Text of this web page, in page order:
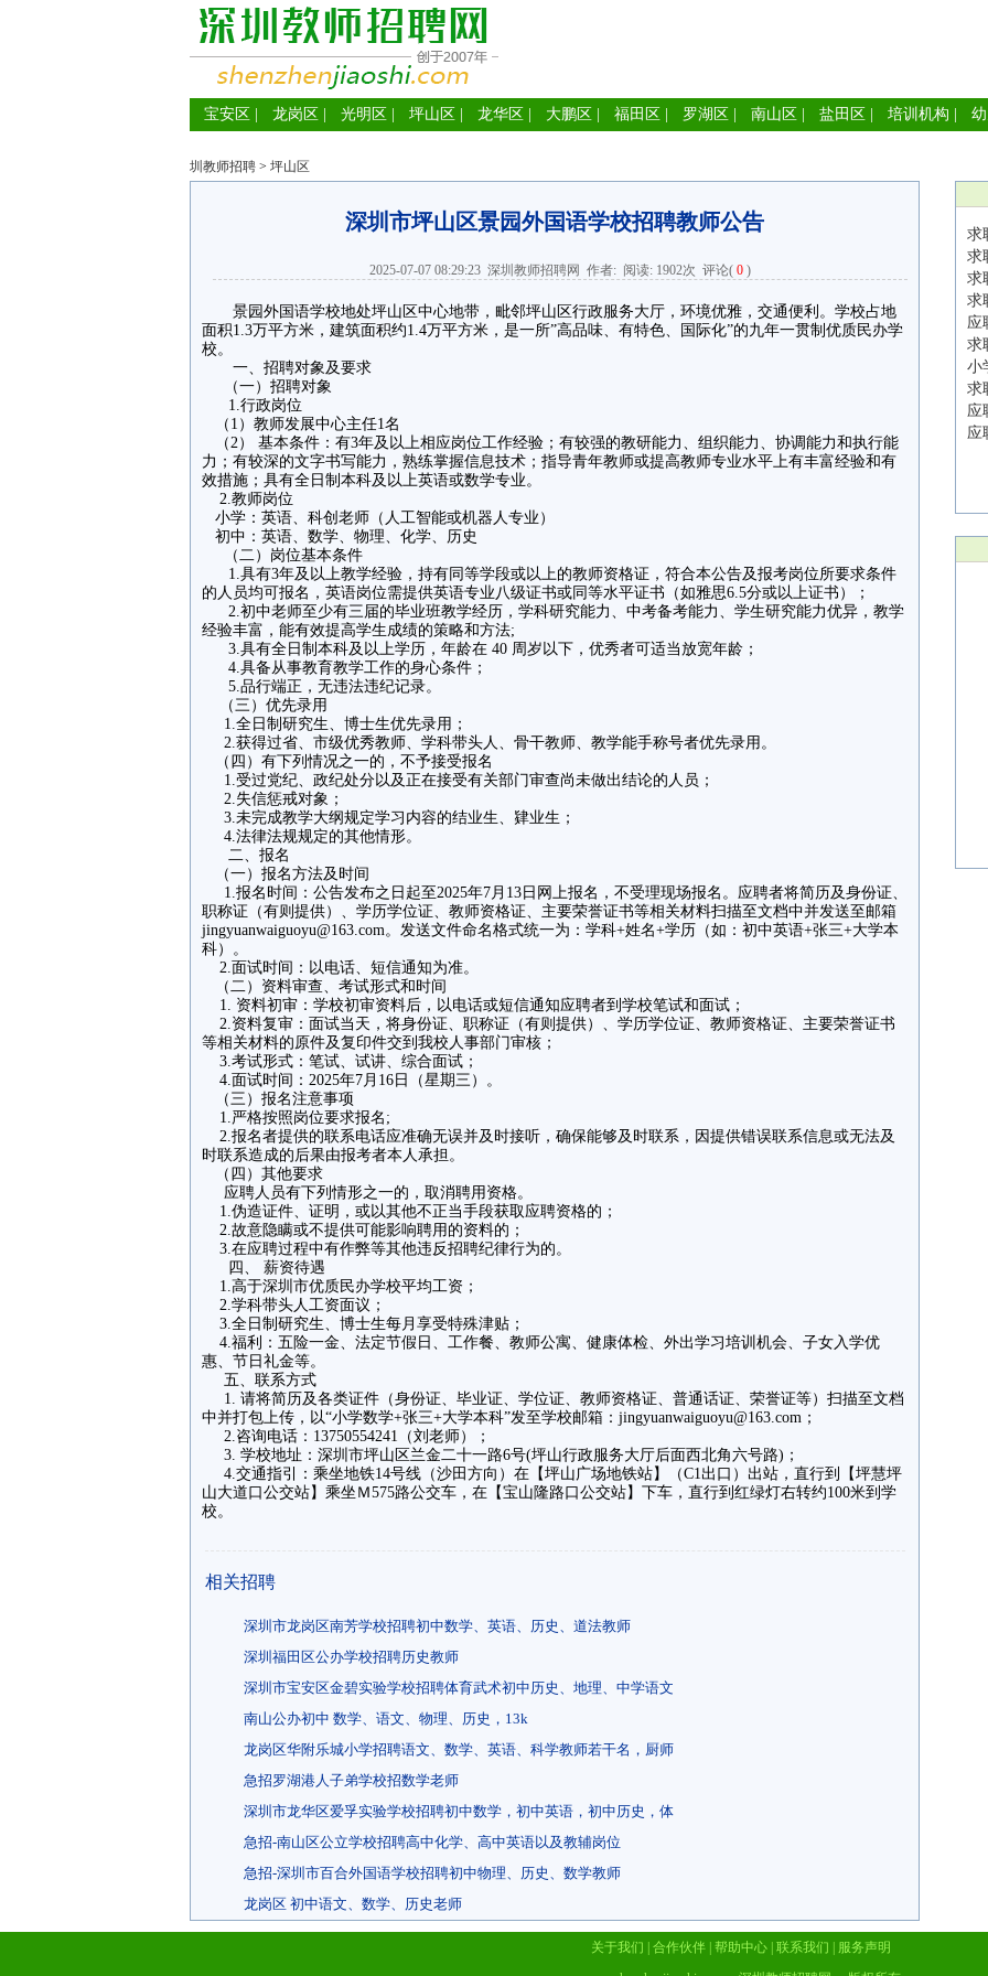
宝安区 龙岗区 光明区 坪山区 龙华区 大鹏区 福田区 罗湖区 南山区 盐田区 培训机构
圳教师招聘 > 坪山区
深圳市坪山区景园外国语学校招聘教师公告
2025-07-07 08:29:23 深圳教师招聘网 作者: 阅读: 1902次 评论( 0 )
景园外国语学校地处坪山区中心地带，毗邻坪山区行政服务大厅，环境优雅，交通便利。学校占地
面积1.3万平方米，建筑面积约1.4万平方米，是一所”高品味、有特色、国际化”的九年一贯制优质民办学
校。
一、招聘对象及要求
（一）招聘对象
1.行政岗位
（1）教师发展中心主任1名
（2） 基本条件：有3年及以上相应岗位工作经验；有较强的教研能力、组织能力、协调能力和执行能
力；有较深的文字书写能力，熟练掌握信息技术；指导青年教师或提高教师专业水平上有丰富经验和有
效措施；具有全日制本科及以上英语或数学专业。
2.教师岗位
小学：英语、科创老师（人工智能或机器人专业）
初中：英语、数学、物理、化学、历史
（二）岗位基本条件
1.具有3年及以上教学经验，持有同等学段或以上的教师资格证，符合本公告及报考岗位所要求条件
的人员均可报名，英语岗位需提供英语专业八级证书或同等水平证书（如雅思6.5分或以上证书）；
2.初中老师至少有三届的毕业班教学经历，学科研究能力、中考备考能力、学生研究能力优异，教学
经验丰富，能有效提高学生成绩的策略和方法;
3.具有全日制本科及以上学历，年龄在 40 周岁以下，优秀者可适当放宽年龄；
4.具备从事教育教学工作的身心条件；
5.品行端正，无违法违纪记录。
（三）优先录用
1.全日制研究生、博士生优先录用；
2.获得过省、市级优秀教师、学科带头人、骨干教师、教学能手称号者优先录用。
（四）有下列情况之一的，不予接受报名
1.受过党纪、政纪处分以及正在接受有关部门审查尚未做出结论的人员；
2.失信惩戒对象；
3.未完成教学大纲规定学习内容的结业生、肄业生；
4.法律法规规定的其他情形。
二、报名
（一）报名方法及时间
1.报名时间：公告发布之日起至2025年7月13日网上报名，不受理现场报名。应聘者将简历及身份证、
职称证（有则提供）、学历学位证、教师资格证、主要荣誉证书等相关材料扫描至文档中并发送至邮箱
jingyuanwaiguoyu@163.com。发送文件命名格式统一为：学科+姓名+学历（如：初中英语+张三+大学本
科）。
2.面试时间：以电话、短信通知为准。
（二）资料审查、考试形式和时间
1. 资料初审：学校初审资料后，以电话或短信通知应聘者到学校笔试和面试；
2.资料复审：面试当天，将身份证、职称证（有则提供）、学历学位证、教师资格证、主要荣誉证书
等相关材料的原件及复印件交到我校人事部门审核；
3.考试形式：笔试、试讲、综合面试；
4.面试时间：2025年7月16日（星期三）。
（三）报名注意事项
1.严格按照岗位要求报名;
2.报名者提供的联系电话应准确无误并及时接听，确保能够及时联系，因提供错误联系信息或无法及
时联系造成的后果由报考者本人承担。
（四）其他要求
应聘人员有下列情形之一的，取消聘用资格。
1.伪造证件、证明，或以其他不正当手段获取应聘资格的；
2.故意隐瞒或不提供可能影响聘用的资料的；
3.在应聘过程中有作弊等其他违反招聘纪律行为的。
四、 薪资待遇
1.高于深圳市优质民办学校平均工资；
2.学科带头人工资面议；
3.全日制研究生、博士生每月享受特殊津贴；
4.福利：五险一金、法定节假日、工作餐、教师公寓、健康体检、外出学习培训机会、子女入学优
惠、节日礼金等。
五、联系方式
1. 请将简历及各类证件（身份证、毕业证、学位证、教师资格证、普通话证、荣誉证等）扫描至文档
中并打包上传，以“小学数学+张三+大学本科”发至学校邮箱：jingyuanwaiguoyu@163.com；
2.咨询电话：13750554241（刘老师）；
3. 学校地址：深圳市坪山区兰金二十一路6号(坪山行政服务大厅后面西北角六号路)；
4.交通指引：乘坐地铁14号线（沙田方向）在【坪山广场地铁站】（C1出口）出站，直行到【坪慧坪
山大道口公交站】乘坐Ｍ575路公交车，在【宝山隆路口公交站】下车，直行到红绿灯右转约100米到学
校。
相关招聘
深圳市龙岗区南芳学校招聘初中数学、英语、历史、道法教师
深圳福田区公办学校招聘历史教师
深圳市宝安区金碧实验学校招聘体育武术初中历史、地理、中学语文
南山公办初中 数学、语文、物理、历史，13k
龙岗区华附乐城小学招聘语文、数学、英语、科学教师若干名，厨师
急招罗湖港人子弟学校招数学老师
深圳市龙华区爱孚实验学校招聘初中数学，初中英语，初中历史，体
急招-南山区公立学校招聘高中化学、高中英语以及教辅岗位
急招-深圳市百合外国语学校招聘初中物理、历史、数学教师
龙岗区 初中语文、数学、历史老师
求
求
求
求
应
求
小
求
应
应
关于我们 合作伙伴 帮助中心 联系我们
服务声明